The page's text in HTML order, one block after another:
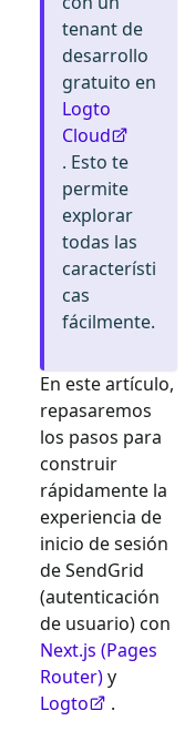
tenant de
desarrollo
gratuito en
Logto
Cloud
. Esto te
permite
explorar
todas las
característi
cas
fácilmente.
En este artículo,
repasaremos
los pasos para
construir
rápidamente la
experiencia de
inicio de sesión
deSendGrid
(autenticación
de usuario) con
Next.js (Pages
Router)y
Logto
.